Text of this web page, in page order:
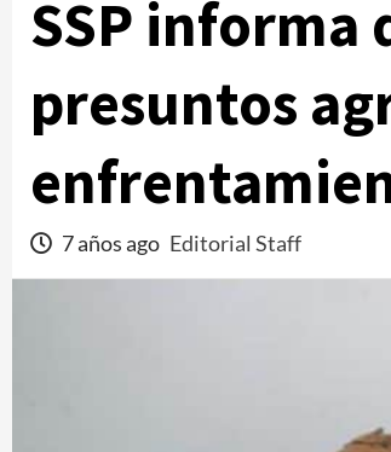
SSP informa
presuntos
7 años ago Editorial Staff